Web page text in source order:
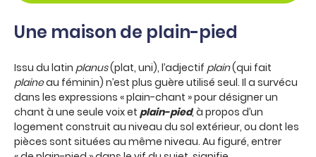
Une maison de plain-pied
Issu du latin planus(plat, uni), l’adjectif plain(qui fait
plaineau féminin) n’est plus guère utilisé seul. Il a survécu
dans les expressions « plain-chant » pour désigner un
chant à une seule voix et plain-pied, à propos d’un
logement construit au niveau du sol extérieur, ou dont les
pièces sont situées au même niveau. Au figuré, entrer